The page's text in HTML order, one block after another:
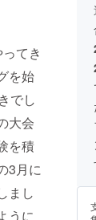
てき
を始
でし
大会
を積
3月に
まし
うに